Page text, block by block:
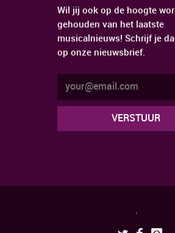
Wil jij ook op de hoogte
gehouden van het laatste
musicalnieuws! Schrijf je
op onze nieuwsbrief.
.